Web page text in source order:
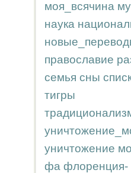
моя_всячина
наука
православие
семья сны
тигры
уничтожение
фа флоренция-